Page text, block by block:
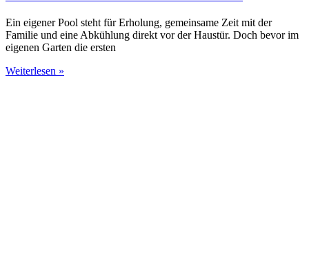
Ein eigener Pool steht für Erholung, gemeinsame Zeit mit der
Familie und eine Abkühlung direkt vor der Haustür. Doch bevor im
eigenen Garten die ersten
Weiterlesen »